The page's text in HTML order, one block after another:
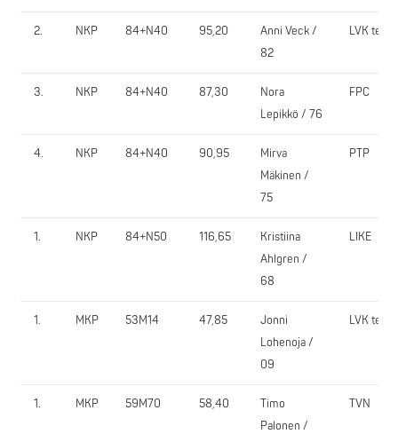
2. NKP 84+N40 95,20
Anni Veck /
82
LVK team
3. NKP 84+N40 87,30
Nora
Lepikkö / 76
FPC
4. NKP 84+N40 90,95
Mirva
Mäkinen /
75
PTP
1. NKP 84+N50 116,65
Kristiina
Ahlgren /
68
LIKE
1. MKP 53M14 47,85
Jonni
Lohenoja /
09
LVK team
1. MKP 59M70 58,40
Timo
Palonen /
TVN